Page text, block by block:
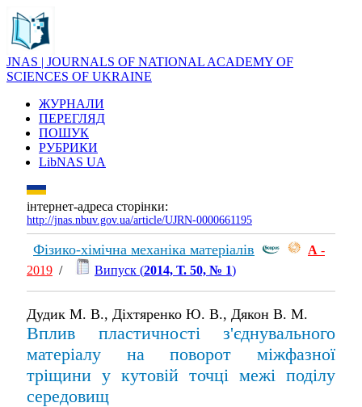
JNAS | JOURNALS OF NATIONAL ACADEMY OF
SCIENCES OF UKRAINE
ЖУРНАЛИ
ПЕРЕГЛЯД
ПОШУК
РУБРИКИ
LibNAS UA
інтернет-адреса сторінки:
http://jnas.nbuv.gov.ua/article/UJRN-0000661195
Фізико-хімічна механіка матеріалів А -
2019 / Випуск (2014, Т. 50, № 1)
Дудик М. В., Діхтяренко Ю. В., Дякон В. М.
Вплив пластичності з'єднувального
матеріалу на поворот міжфазної
тріщини у кутовій точці межі поділу
середовищ